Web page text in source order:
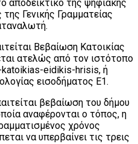
αποδεικτικό της ψηφιακής
Γενικής Γραμματείας
Βεβαίωση Κατοικίας
ατελώς από τον ιστότοπο
eidikis-hrisis, ή
εισοδήματος Ε1.
βεβαίωση του δήμου
αναφέρονται ο τόπος, η
χρόνος
να υπερβαίνει τις τρεις